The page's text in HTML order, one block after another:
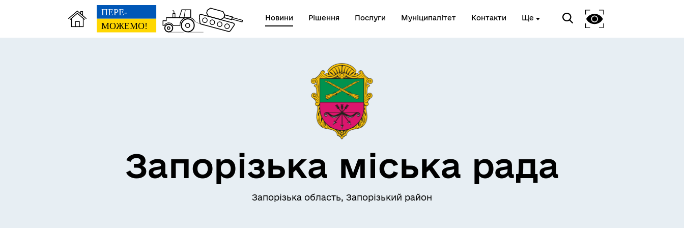
Новини Рішення Послуги Муніципалітет Контакти Ще
ПРО МІСТО
Запорізька міська рада
Запорізька область, Запорізький район